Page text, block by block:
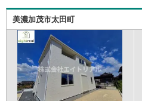
美濃加茂市太田町